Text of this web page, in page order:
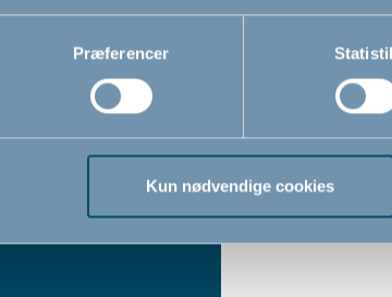
Præferencer
Kun nødvendige cookies
Jeg accepterer at
Ved at tilmelde dig